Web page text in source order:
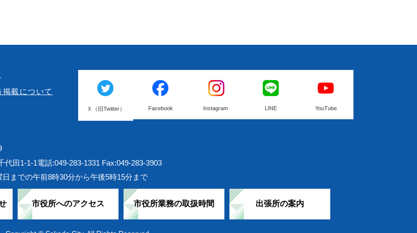
掲載について
Ｘ（旧Twitter） Facebook Instagram LINE YouTube
代田1-1-1電話:049-283-1331 Fax:049-283-3903
までの午前8時30分から午後5時15分まで
市役所へのアクセス 市役所業務の取扱時間 出張所の案内